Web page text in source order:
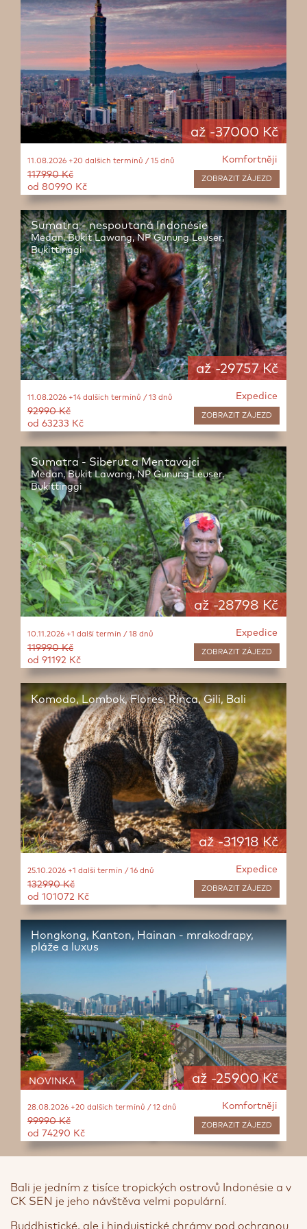
až -37000 Kč
Komfortněji
ZOBRAZIT ZÁJEZD
11.08.2026 +20 dalších termínů / 15 dnů
117990 Kč
od 80990 Kč
až -29757 Kč
Sumatra - nespoutaná Indonésie
Medan, Bukit Lawang, NP Gunung Leuser,
Bukittinggi
Expedice
ZOBRAZIT ZÁJEZD
11.08.2026 +14 dalších termínů / 13 dnů
92990 Kč
od 63233 Kč
až -28798 Kč
Sumatra - Siberut a Mentavajci
Medan, Bukit Lawang, NP Gunung Leuser,
Bukittinggi
Expedice
ZOBRAZIT ZÁJEZD
10.11.2026 +1 další termín / 18 dnů
119990 Kč
od 91192 Kč
až -31918 Kč
Komodo, Lombok, Flores, Rinca, Gili, Bali
Expedice
ZOBRAZIT ZÁJEZD
25.10.2026 +1 další termín / 16 dnů
132990 Kč
od 101072 Kč
NOVINKA až -25900 Kč
Hongkong, Kanton, Hainan - mrakodrapy,
pláže a luxus
Komfortněji
ZOBRAZIT ZÁJEZD
28.08.2026 +20 dalších termínů / 12 dnů
99990 Kč
od 74290 Kč
Bali je jedním z tisíce tropických ostrovů Indonésie a v
CK SEN je jeho návštěva velmi populární.
Buddhistické, ale i hinduistické chrámy pod ochranou